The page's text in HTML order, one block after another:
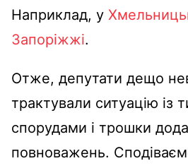
Наприклад, у
Запоріжжі.
Отже, депутати дещо
трактували ситуацію із
спорудами і трошки
повноважень.